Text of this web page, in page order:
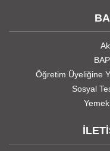
Öğretim Üyeliğine
Sosyal